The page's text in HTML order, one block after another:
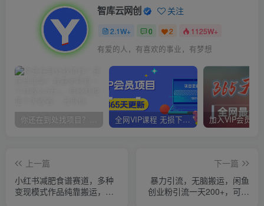
智库云网创 关注
2.1W+ 0 2 1125W+
有爱的人，有喜欢的事业，有梦想
你还在到处找项目？还在当韭菜？我靠卖项目一个月收入5万+，曾经我也是个失败者。 全网VIP课程 无损下载~
上一篇
小红书减肥食谱赛道，多种
变现模式作品纯靠搬运，轻
下一篇
暴力引流，无脑搬运，闲鱼
创业粉引流一天200+，可工